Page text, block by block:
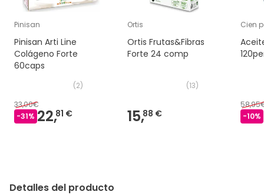
Pinisan
Pinisan Arti Line
Colágeno Forte
60caps
(2)
33,00€
-31% 22,81 €
Ortis
Ortis Frutas&Fibras
Forte 24 comp
(13)
15,88 €
Cien
-10%
Detalles del producto